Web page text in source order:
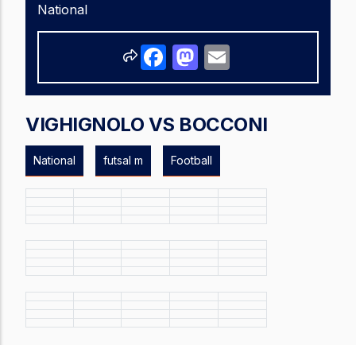
VIGHIGNOLO VS BOCCONI
National futsal m Football
National
FacebookMastodon
Share